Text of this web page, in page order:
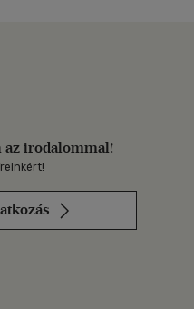
az irodalommal!
ona LinkedInen